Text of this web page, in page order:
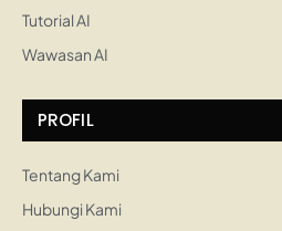
Tutorial AI
Wawasan AI
PROFIL
Tentang Kami
Hubungi Kami